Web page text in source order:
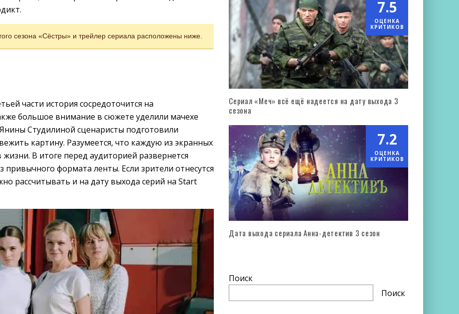
сезона «Сёстры» и трейлер сериала расположены ниже.
части история сосредоточится на
большое внимание в сюжете уделили мачехе
Студилиной сценаристы подготовили
картину. Разумеется, что каждую из экранных
В итоге перед аудиторией развернется
формата ленты. Если зрители отнесутся
рассчитывать и на дату выхода серий на Start
7.5
ОЦЕНКА
КРИТИКОВ
Сериал «Меч» всё ещё надеется на дату выхода 3
сезона
7.2
ОЦЕНКА
КРИТИКОВ
Дата выхода сериала Анна-детектив 3 сезон
Поиск
Поиск